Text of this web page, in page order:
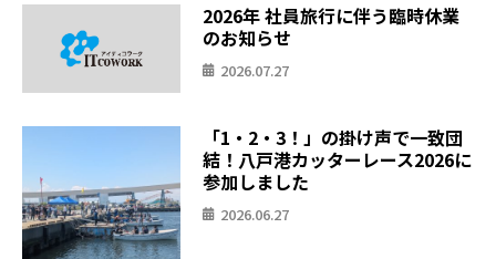
2026年 社員旅行に伴う臨時休業
のお知らせ
2026.07.27
「1・2・3！」の掛け声で一致団
結！八戸港カッターレース2026に
参加しました
2026.06.27